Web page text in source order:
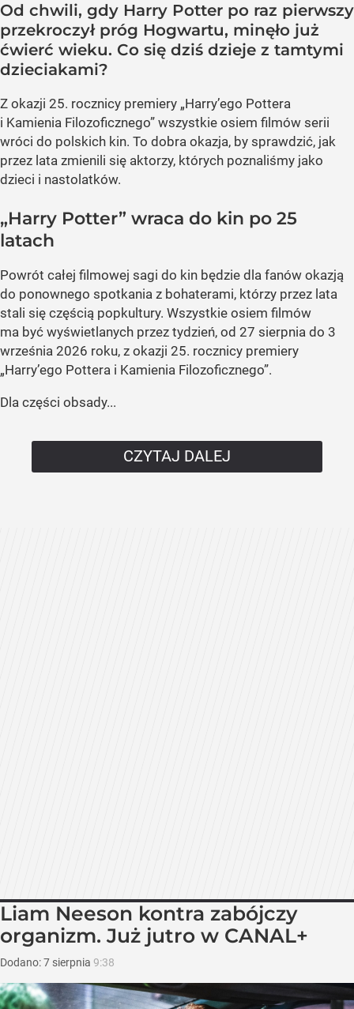
Od chwili, gdy Harry Potter po raz pierwszy
przekroczył próg Hogwartu, minęło już
ćwierć wieku. Co się dziś dzieje z tamtymi
dzieciakami?
Z okazji 25. rocznicy premiery „Harry’ego Pottera
i Kamienia Filozoficznego” wszystkie osiem filmów serii
wróci do polskich kin. To dobra okazja, by sprawdzić, jak
przez lata zmienili się aktorzy, których poznaliśmy jako
dzieci i nastolatków.
„Harry Potter” wraca do kin po 25
latach
Powrót całej filmowej sagi do kin będzie dla fanów okazją
do ponownego spotkania z bohaterami, którzy przez lata
stali się częścią popkultury. Wszystkie osiem filmów
ma być wyświetlanych przez tydzień, od 27 sierpnia do 3
września 2026 roku, z okazji 25. rocznicy premiery
„Harry’ego Pottera i Kamienia Filozoficznego”.
Dla części obsady...
CZYTAJ DALEJ
Liam Neeson kontra zabójczy
organizm. Już jutro w CANAL+
Dodano:7 sierpnia 9:38